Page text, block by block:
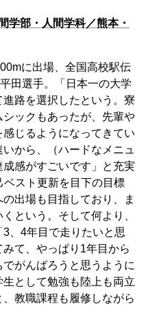
学部・人間学科／熊本・
に出場、全国高校駅伝
田選手。「日本一の大学
路を選択したという。寮
ックもあったが、先輩や
じるようになってきてい
から、（ハードなメニュ
感がすごいです」と充実
ベスト更新を目下の目標
出場も目指しており、ま
という。そして何より、
、4年目で走りたいと思
て、やっぱり1年目から
でがんばろうと思うように
として勉強も陸上も両立
教職課程も履修しながら